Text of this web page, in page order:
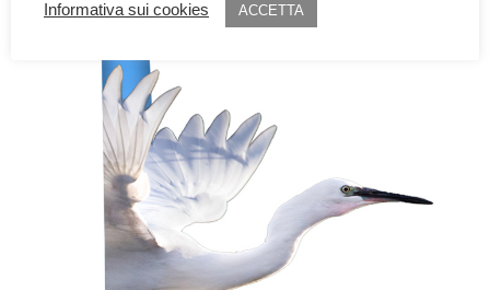
Informativa sui cookies ACCETTA